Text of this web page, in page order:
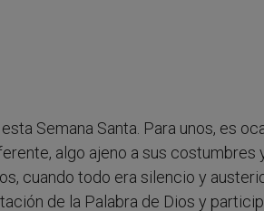
Semana Santa. Para unos, es
algo ajeno a sus
cuando todo era silencio y
de la Palabra de Dios y